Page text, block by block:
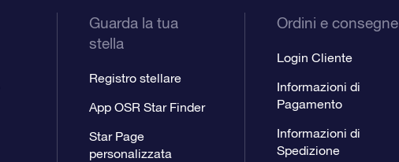
Guarda la tua
stella
Registro stellare
App OSR Star Finder
Star Page
personalizzata
Ordini e consegne
Login Cliente
Informazioni di
Pagamento
Informazioni di
Spedizione